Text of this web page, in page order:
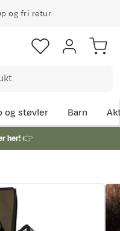
og fri retur
og støvler Barn
her!👉